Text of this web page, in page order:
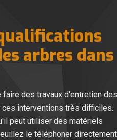
arbres dans
des travaux d'entretien des
interventions très difficiles.
peut utiliser des matériels
le téléphoner